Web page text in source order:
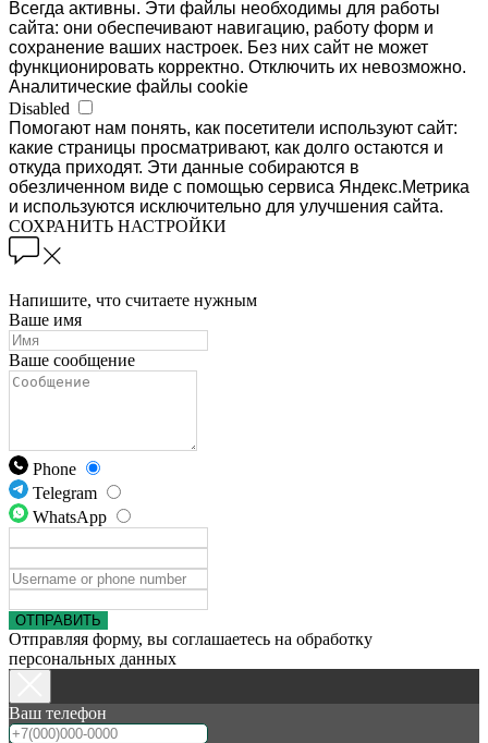
Всегда активны. Эти файлы необходимы для работы
сайта: они обеспечивают навигацию, работу форм и
сохранение ваших настроек. Без них сайт не может
функционировать корректно. Отключить их невозможно.
Аналитические файлы cookie
Disabled
Помогают нам понять, как посетители используют сайт:
какие страницы просматривают, как долго остаются и
откуда приходят. Эти данные собираются в
обезличенном виде с помощью сервиса Яндекс.Метрика
и используются исключительно для улучшения сайта.
СОХРАНИТЬ НАСТРОЙКИ
Напишите, что считаете нужным
Ваше имя
Ваше сообщение
Phone
Telegram
WhatsApp
ОТПРАВИТЬ
Отправляя форму, вы соглашаетесь на обработку
персональных данных
Ваш телефон